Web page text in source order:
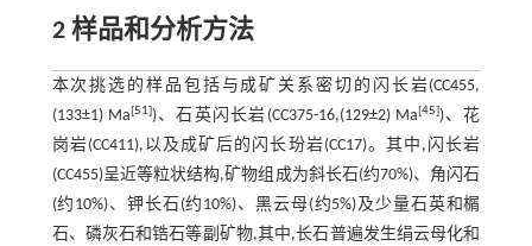
2 样品和分析方法
本次挑选的样品包括与成矿关系密切的闪长岩(CC455,
(133±1) Ma[51])、石英闪长岩(CC375-16,(129±2) Ma[45])、花
岗岩(CC411),以及成矿后的闪长玢岩(CC17)。其中,闪长岩
(CC455)呈近等粒状结构,矿物组成为斜长石(约70%)、角闪石
(约10%)、钾长石(约10%)、黑云母(约5%)及少量石英和榍
石、磷灰石和锆石等副矿物,其中,长石普遍发生绢云母化和